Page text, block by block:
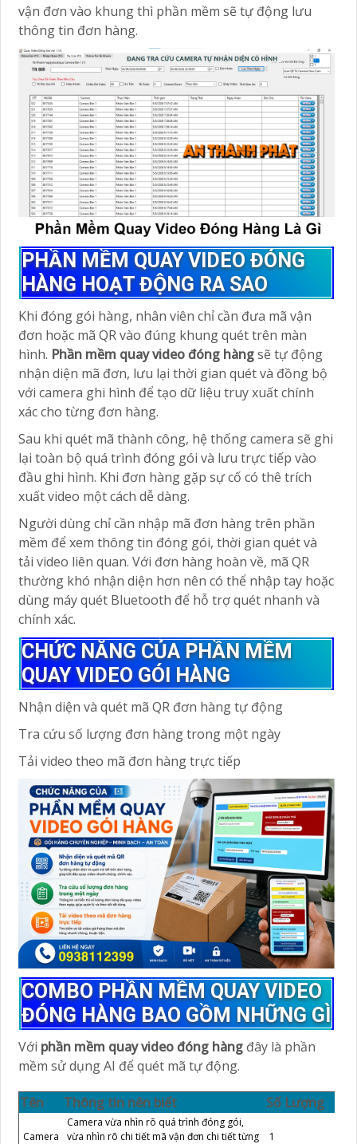
vận đơn vào khung thì phần mềm sẽ tự động lưu
thông tin đơn hàng.
PHẦN MỀM QUAY VIDEO ĐÓNG
HÀNG HOẠT ĐỘNG RA SAO
Khi đóng gói hàng, nhân viên chỉ cần đưa mã vận
đơn hoặc mã QR vào đúng khung quét trên màn
hình. Phần mềm quay video đóng hàngsẽ tự động
nhận diện mã đơn, lưu lại thời gian quét và đồng bộ
với camera ghi hình để tạo dữ liệu truy xuất chính
xác cho từng đơn hàng.
Sau khi quét mã thành công, hệ thống camera sẽ ghi
lại toàn bộ quá trình đóng gói và lưu trực tiếp vào
đầu ghi hình. Khi đơn hàng gặp sự cố có thê trích
xuất video một cách dễ dàng.
Người dùng chỉ cần nhập mã đơn hàng trên phần
mềm để xem thông tin đóng gói, thời gian quét và
tải video liên quan. Với đơn hàng hoàn về, mã QR
thường khó nhận diện hơn nên có thể nhập tay hoặc
dùng máy quét Bluetooth để hỗ trợ quét nhanh và
chính xác.
CHỨC NĂNG CỦA PHẦN MỀM
QUAY VIDEO GÓI HÀNG
Nhận diện và quét mã QR đơn hàng tự động
Tra cứu số lượng đơn hàng trong một ngày
Tải video theo mã đơn hàng trực tiếp
COMBO PHẦN MỀM QUAY VIDEO
ĐÓNG HÀNG BAO GỒM NHỮNG GÌ
Với phần mềm quay video đóng hàng đây là phần
mềm sử dụng AI để quét mã tự động.
Tên Thông tin nên biết Số Lượng
Camera
Camera vừa nhìn rõ quá trình đóng gói,
vừa nhìn rõ chi tiết mã vận đơn chi tiết từng
1